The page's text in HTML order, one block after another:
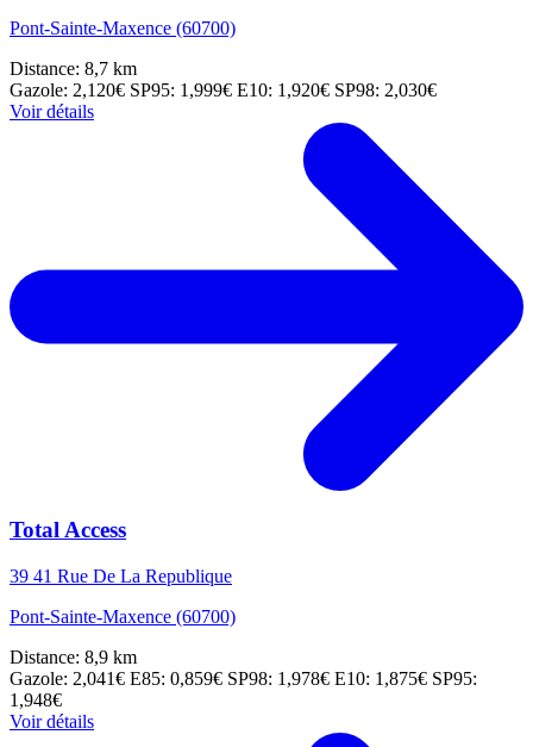
Pont-Sainte-Maxence (60700)
Distance: 8,7 km
Gazole: 2,120€ SP95: 1,999€ E10: 1,920€ SP98: 2,030€
Voir détails
Total Access
39 41 Rue De La Republique
Pont-Sainte-Maxence (60700)
Distance: 8,9 km
Gazole: 2,041€ E85: 0,859€ SP98: 1,978€ E10: 1,875€ SP95:
1,948€
Voir détails